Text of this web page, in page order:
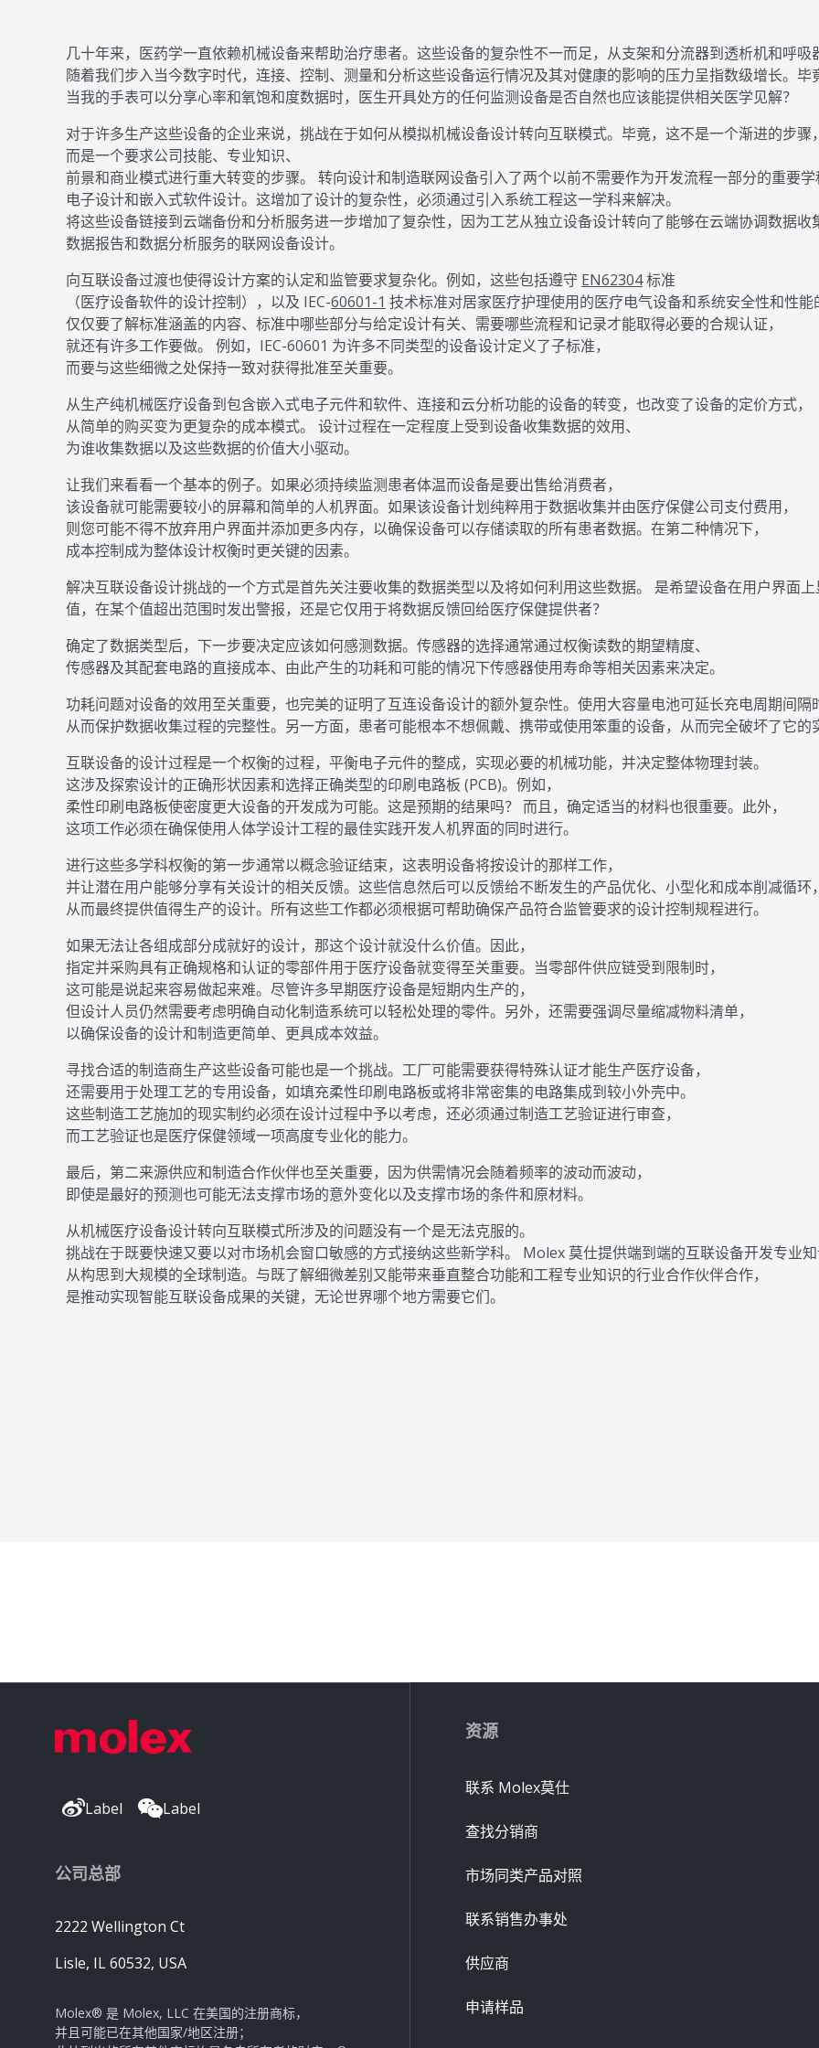
几十年来，医药学一直依赖机械设备来帮助治疗患者。这些设备的复杂性不一而足，从支架和分流器到透析机和呼吸
随着我们步入当今数字时代，连接、控制、测量和分析这些设备运行情况及其对健康的影响的压力呈指数级增长。毕
当我的手表可以分享心率和氧饱和度数据时，医生开具处方的任何监测设备是否自然也应该能提供相关医学见解？
对于许多生产这些设备的企业来说，挑战在于如何从模拟机械设备设计转向互联模式。毕竟，这不是一个渐进的步骤
而是一个要求公司技能、专业知识、
前景和商业模式进行重大转变的步骤。 转向设计和制造联网设备引入了两个以前不需要作为开发流程一部分的重要
电子设计和嵌入式软件设计。这增加了设计的复杂性，必须通过引入系统工程这一学科来解决。
将这些设备链接到云端备份和分析服务进一步增加了复杂性，因为工艺从独立设备设计转向了能够在云端协调数据收
数据报告和数据分析服务的联网设备设计。
向互联设备过渡也使得设计方案的认定和监管要求复杂化。例如，这些包括遵守 EN62304标准
（医疗设备软件的设计控制），以及 IEC-60601-1 技术标准对居家医疗护理使用的医疗电气设备和系统安全性和性能
仅仅要了解标准涵盖的内容、标准中哪些部分与给定设计有关、需要哪些流程和记录才能取得必要的合规认证，
就还有许多工作要做。 例如，IEC-60601 为许多不同类型的设备设计定义了子标准，
而要与这些细微之处保持一致对获得批准至关重要。
从生产纯机械医疗设备到包含嵌入式电子元件和软件、连接和云分析功能的设备的转变，也改变了设备的定价方式，
从简单的购买变为更复杂的成本模式。 设计过程在一定程度上受到设备收集数据的效用、
为谁收集数据以及这些数据的价值大小驱动。
让我们来看看一个基本的例子。如果必须持续监测患者体温而设备是要出售给消费者，
该设备就可能需要较小的屏幕和简单的人机界面。如果该设备计划纯粹用于数据收集并由医疗保健公司支付费用，
则您可能不得不放弃用户界面并添加更多内存，以确保设备可以存储读取的所有患者数据。在第二种情况下，
成本控制成为整体设计权衡时更关键的因素。
解决互联设备设计挑战的一个方式是首先关注要收集的数据类型以及将如何利用这些数据。 是希望设备在用户界面
值，在某个值超出范围时发出警报，还是它仅用于将数据反馈回给医疗保健提供者？
确定了数据类型后，下一步要决定应该如何感测数据。传感器的选择通常通过权衡读数的期望精度、
传感器及其配套电路的直接成本、由此产生的功耗和可能的情况下传感器使用寿命等相关因素来决定。
功耗问题对设备的效用至关重要，也完美的证明了互连设备设计的额外复杂性。使用大容量电池可延长充电周期间隔
从而保护数据收集过程的完整性。另一方面，患者可能根本不想佩戴、携带或使用笨重的设备，从而完全破坏了它的
互联设备的设计过程是一个权衡的过程，平衡电子元件的整成，实现必要的机械功能，并决定整体物理封装。
这涉及探索设计的正确形状因素和选择正确类型的印刷电路板 (PCB)。例如，
柔性印刷电路板使密度更大设备的开发成为可能。这是预期的结果吗？ 而且，确定适当的材料也很重要。此外，
这项工作必须在确保使用人体学设计工程的最佳实践开发人机界面的同时进行。
进行这些多学科权衡的第一步通常以概念验证结束，这表明设备将按设计的那样工作，
并让潜在用户能够分享有关设计的相关反馈。这些信息然后可以反馈给不断发生的产品优化、小型化和成本削减循环
从而最终提供值得生产的设计。所有这些工作都必须根据可帮助确保产品符合监管要求的设计控制规程进行。
如果无法让各组成部分成就好的设计，那这个设计就没什么价值。因此，
指定并采购具有正确规格和认证的零部件用于医疗设备就变得至关重要。当零部件供应链受到限制时，
这可能是说起来容易做起来难。尽管许多早期医疗设备是短期内生产的，
但设计人员仍然需要考虑明确自动化制造系统可以轻松处理的零件。另外，还需要强调尽量缩减物料清单，
以确保设备的设计和制造更简单、更具成本效益。
寻找合适的制造商生产这些设备可能也是一个挑战。工厂可能需要获得特殊认证才能生产医疗设备，
还需要用于处理工艺的专用设备，如填充柔性印刷电路板或将非常密集的电路集成到较小外壳中。
这些制造工艺施加的现实制约必须在设计过程中予以考虑，还必须通过制造工艺验证进行审查，
而工艺验证也是医疗保健领域一项高度专业化的能力。
最后，第二来源供应和制造合作伙伴也至关重要，因为供需情况会随着频率的波动而波动，
即使是最好的预测也可能无法支撑市场的意外变化以及支撑市场的条件和原材料。
从机械医疗设备设计转向互联模式所涉及的问题没有一个是无法克服的。
挑战在于既要快速又要以对市场机会窗口敏感的方式接纳这些新学科。 Molex 莫仕提供端到端的互联设备开发专业
从构思到大规模的全球制造。与既了解细微差别又能带来垂直整合功能和工程专业知识的行业合作伙伴合作，
是推动实现智能互联设备成果的关键，无论世界哪个地方需要它们。
Label Label
公司总部
2222 Wellington Ct
Lisle, IL 60532, USA
Molex® 是 Molex, LLC 在美国的注册商标，
并且可能已在其他国家/地区注册；
资源
联系 Molex莫仕
查找分销商
市场同类产品对照
联系销售办事处
供应商
申请样品